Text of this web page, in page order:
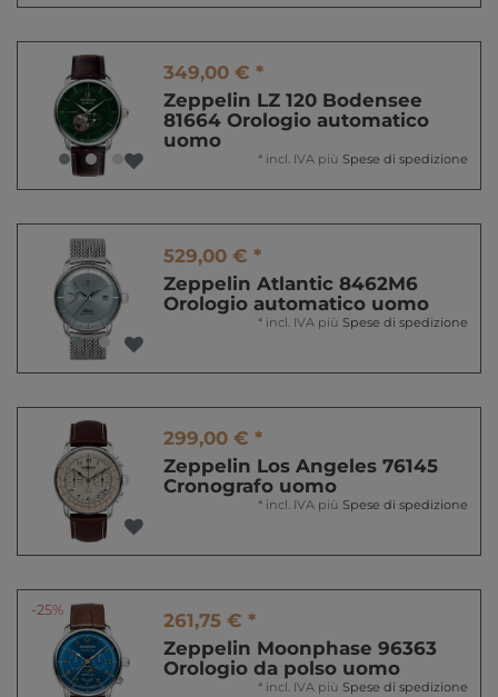
349,00 € *
Zeppelin LZ 120 Bodensee
81664 Orologio automatico
uomo
* incl. IVA più Spese di spedizione
529,00 € *
Zeppelin Atlantic 8462M6
Orologio automatico uomo
* incl. IVA più Spese di spedizione
299,00 € *
Zeppelin Los Angeles 76145
Cronografo uomo
* incl. IVA più Spese di spedizione
-25%
261,75 € *
Zeppelin Moonphase 96363
Orologio da polso uomo
* incl. IVA più Spese di spedizione